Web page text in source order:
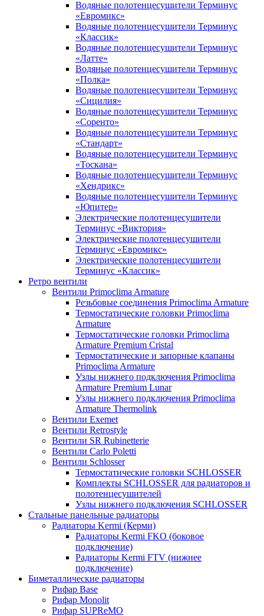
Водяные полотенцесушители Терминус
«Евромикс»
Водяные полотенцесушители Терминус
«Классик»
Водяные полотенцесушители Терминус
«Латте»
Водяные полотенцесушители Терминус
«Полка»
Водяные полотенцесушители Терминус
«Сицилия»
Водяные полотенцесушители Терминус
«Соренто»
Водяные полотенцесушители Терминус
«Стандарт»
Водяные полотенцесушители Терминус
«Тоскана»
Водяные полотенцесушители Терминус
«Хендрикс»
Водяные полотенцесушители Терминус
«Юпитер»
Электрические полотенцесушители
Терминус «Виктория»
Электрические полотенцесушители
Терминус «Евромикс»
Электрические полотенцесушители
Терминус «Классик»
Ретро вентили
Вентили Primoclima Armature
Резьбовые соединения Primoclima Armature
Термостатические головки Primoclima
Armature
Термостатические головки Primoclima
Armature Premium Cristal
Термостатические и запорные клапаны
Primoclima Armature
Узлы нижнего подключения Primoclima
Armature Premium Lunar
Узлы нижнего подключения Primoclima
Armature Thermolink
Вентили Exemet
Вентили Retrostyle
Вентили SR Rubinetterie
Вентили Carlo Poletti
Вентили Schlosser
Термостатические головки SCHLOSSER
Комплекты SCHLOSSER для радиаторов и
полотенцесушителей
Узлы нижнего подключения SCHLOSSER
Стальные панельные радиаторы
Радиаторы Kermi (Керми)
Радиаторы Kermi FKO (боковое
подключение)
Радиаторы Kermi FTV (нижнее
подключение)
Биметаллические радиаторы
Рифар Base
Рифар Monolit
Рифар SUPReMO